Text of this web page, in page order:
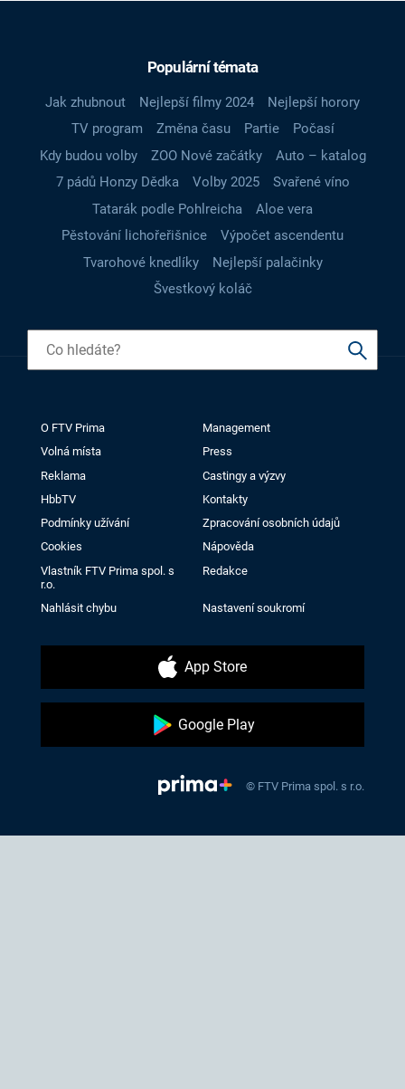
Populární témata
Jak zhubnout Nejlepší filmy 2024
Nejlepší horory
TV program
Změna času Partie
Počasí
Kdy budou volby
ZOO Nové začátky
Auto – katalog
7 pádů Honzy Dědka
Volby 2025
Svařené víno
Tatarák podle Pohlreicha
Aloe vera
Pěstování lichořeřišnice
Výpočet ascendentu
Tvarohové knedlíky
Nejlepší palačinky
Švestkový koláč
O FTV Prima
Management
Volná místa
Press
Reklama
Castingy a výzvy
HbbTV
Kontakty
Podmínky užívání
Zpracování osobních údajů
Cookies
Nápověda
Vlastník FTV Prima spol. s
r.o.
Redakce
Nahlásit chybu Nastavení soukromí
App Store
Google Play
© FTV Prima spol. s r.o.